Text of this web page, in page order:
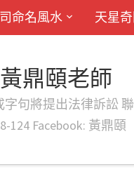
命名風水 天星
鼎頤老師
將提出法律訴訟 聯
124 Facebook: 黃鼎頤